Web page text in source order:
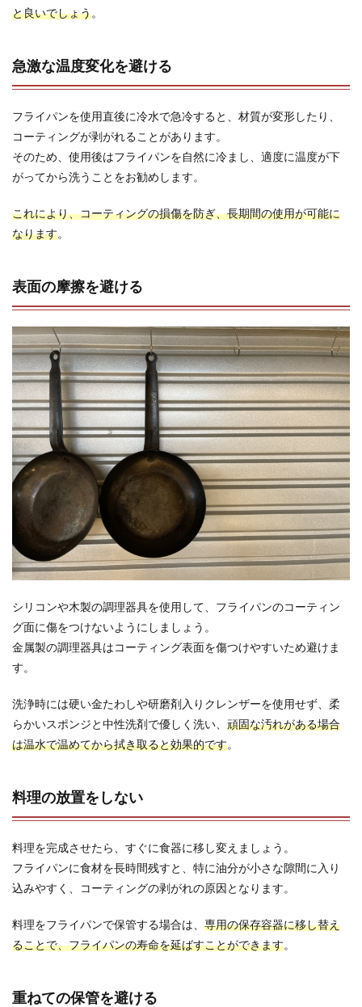
と良いでしょう。
急激な温度変化を避ける
フライパンを使用直後に冷水で急冷すると、材質が変形したり、
コーティングが剥がれることがあります。
そのため、使用後はフライパンを自然に冷まし、適度に温度が下
がってから洗うことをお勧めします。
これにより、コーティングの損傷を防ぎ、長期間の使用が可能に
なります。
表面の摩擦を避ける
シリコンや木製の調理器具を使用して、フライパンのコーティン
グ面に傷をつけないようにしましょう。
金属製の調理器具はコーティング表面を傷つけやすいため避けま
す。
洗浄時には硬い金たわしや研磨剤入りクレンザーを使用せず、柔
らかいスポンジと中性洗剤で優しく洗い、 頑固な汚れがある場合
は温水で温めてから拭き取ると効果的です。
料理の放置をしない
料理を完成させたら、すぐに食器に移し変えましょう。
フライパンに食材を長時間残すと、特に油分が小さな隙間に入り
込みやすく、コーティングの剥がれの原因となります。
料理をフライパンで保管する場合は、 専用の保存容器に移し替え
ることで、フライパンの寿命を延ばすことができます。
重ねての保管を避ける